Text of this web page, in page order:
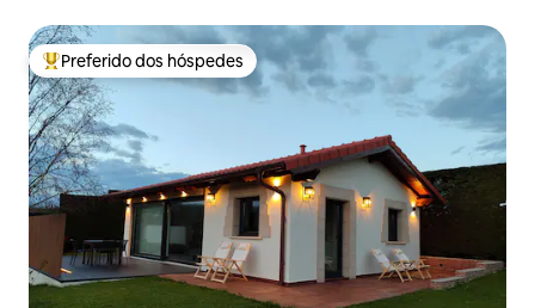
Entre os melhores preferidos dos hóspedes
Preferido dos hóspedes